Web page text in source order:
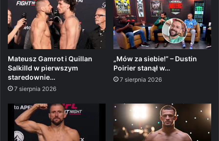
Mateusz Gamrot i Quillan
Salkilld w pierwszym
staredownie…
7 sierpnia 2026
„Mów za siebie!” – Dustin
Poirier stanął w…
7 sierpnia 2026